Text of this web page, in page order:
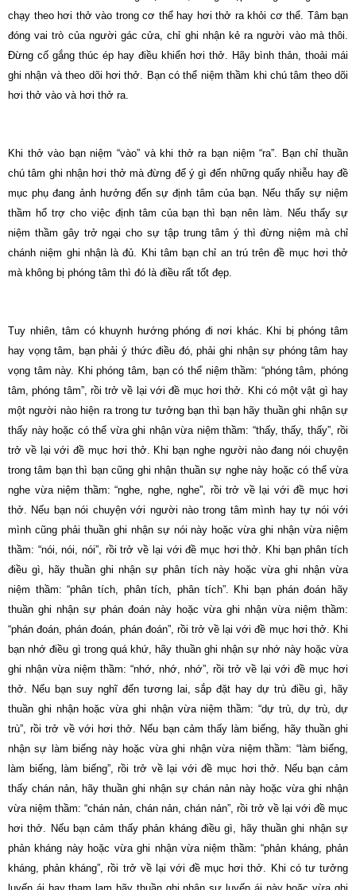
chạy theo hơi thở vào trong cơ thể hay hơi thở ra khỏi cơ thể. Tâm bạn
đóng vai trò của người gác cửa, chỉ ghi nhận kẻ ra người vào mà thôi.
Ðừng cố gắng thúc ép hay điều khiển hơi thở. Hãy bình thản, thoải mái
ghi nhận và theo dõi hơi thở. Bạn có thể niệm thầm khi chú tâm theo dõi
hơi thở vào và hơi thở ra.
Khi thở vào bạn niệm “vào” và khi thở ra bạn niệm “ra”. Bạn chỉ thuần
chú tâm ghi nhận hơi thở mà đừng để ý gì đến những quấy nhiễu hay đề
mục phụ đang ảnh hưởng đến sự định tâm của bạn. Nếu thấy sự niệm
thầm hổ trợ cho việc định tâm của bạn thì bạn nên làm. Nếu thấy sự
niệm thầm gây trở ngại cho sự tập trung tâm ý thì đừng niệm mà chỉ
chánh niệm ghi nhận là đủ. Khi tâm bạn chỉ an trú trên đề mục hơi thở
mà không bị phóng tâm thì đó là điều rất tốt đẹp.
Tuy nhiên, tâm có khuynh hướng phóng đi nơi khác. Khi bị phóng tâm
hay vọng tâm, bạn phải ý thức điều đó, phải ghi nhận sự phóng tâm hay
vọng tâm này. Khi phóng tâm, bạn có thể niệm thầm: “phóng tâm, phóng
tâm, phóng tâm”, rồi trở về lại với đề mục hơi thở. Khi có một vật gì hay
một người nào hiện ra trong tư tưởng bạn thì bạn hãy thuần ghi nhận sự
thấy này hoặc có thể vừa ghi nhận vừa niệm thầm: “thấy, thấy, thấy”, rồi
trở về lại với đề mục hơi thở. Khi bạn nghe người nào đang nói chuyện
trong tâm bạn thì bạn cũng ghi nhận thuần sự nghe này hoặc có thể vừa
nghe vừa niệm thầm: “nghe, nghe, nghe”, rồi trở về lại với đề mục hơi
thở. Nếu bạn nói chuyện với người nào trong tâm mình hay tự nói với
mình cũng phải thuần ghi nhận sự nói này hoặc vừa ghi nhận vừa niệm
thầm: “nói, nói, nói”, rồi trở về lại với đề mục hơi thở. Khi bạn phân tích
điều gì, hãy thuần ghi nhận sự phân tích này hoặc vừa ghi nhận vừa
niệm thầm: “phân tích, phân tích, phân tích”. Khi bạn phán đoán hãy
thuần ghi nhận sự phán đoán này hoặc vừa ghi nhận vừa niệm thầm:
“phán đoán, phán đoán, phán đoán”, rồi trở về lại với đề mục hơi thở. Khi
bạn nhớ điều gì trong quá khứ, hãy thuần ghi nhận sự nhớ này hoặc vừa
ghi nhận vừa niệm thầm: “nhớ, nhớ, nhớ”, rồi trở về lại với đề mục hơi
thở. Nếu bạn suy nghĩ đến tương lai, sắp đặt hay dự trù điều gì, hãy
thuần ghi nhận hoặc vừa ghi nhận vừa niệm thầm: “dự trù, dự trù, dự
trù”, rồi trở về với hơi thở. Nếu bạn cảm thấy làm biếng, hãy thuần ghi
nhận sự làm biếng này hoặc vừa ghi nhận vừa niệm thầm: “làm biếng,
làm biếng, làm biếng”, rồi trở về lại với đề mục hơi thở. Nếu bạn cảm
thấy chán nản, hãy thuần ghi nhận sự chán nản này hoặc vừa ghi nhận
vừa niệm thầm: “chán nản, chán nản, chán nản”, rồi trở về lại với đề mục
hơi thở. Nếu bạn cảm thấy phản kháng điều gì, hãy thuần ghi nhận sự
phản kháng này hoặc vừa ghi nhận vừa niệm thầm: “phản kháng, phản
kháng, phản kháng”, rồi trở về lại với đề mục hơi thở. Khi có tư tưởng